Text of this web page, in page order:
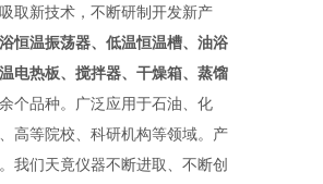
取新技术，不断研制开发新产
恒温振荡器、低温恒温槽、油浴
电热板、搅拌器、干燥箱、蒸馏
个品种。广泛应用于石油、化
高等院校、科研机构等领域。产
我们天竟仪器不断进取、不断创